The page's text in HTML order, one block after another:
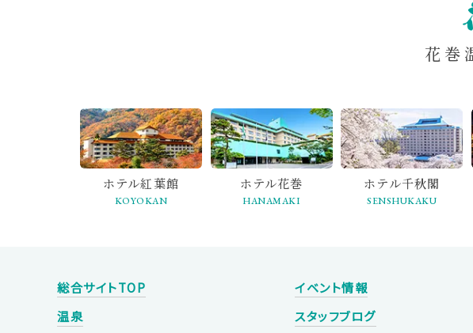
花巻
ホテル紅葉館
KOYOKAN
ホテル花巻
HANAMAKI
ホテル千秋閣
SENSHUKAKU
総合サイトTOP
温泉
イベント情報
スタッフブログ